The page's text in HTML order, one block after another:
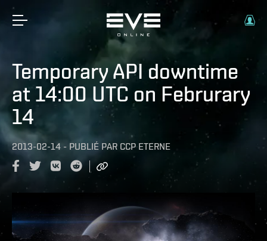
Temporary API downtime
at 14:00 UTC on Februrary
14
2013-02-14 - PUBLIÉ PAR CCP ETERNE